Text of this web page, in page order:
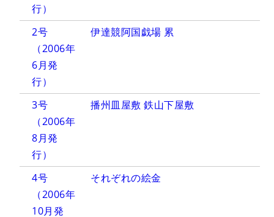
行）
2号
（2006年
6月発
行）
伊達競阿国戯場 累
3号
（2006年
8月発
行）
播州皿屋敷 鉄山下屋敷
4号
（2006年
10月発
それぞれの絵金